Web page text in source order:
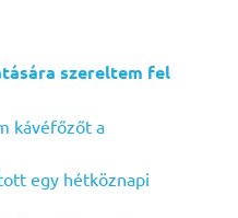
szereltem fel
kávéfőzőt a
egy hétköznapi